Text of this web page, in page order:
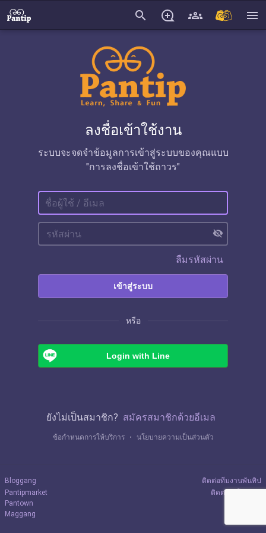
search menu
ลงชื่อเข้าใช้งาน
ระบบจะจดจำข้อมูลการเข้าสู่ระบบของคุณแบบ
"การลงชื่อเข้าใช้ถาวร"
visibility_off
ลืมรหัสผ่าน
เข้าสู่ระบบ
หรือ
Login with Line
ยังไม่เป็นสมาชิก? สมัครสมาชิกด้วยอีเมล
ข้อกำหนดการให้บริการ ・ นโยบายความเป็นส่วนตัว
Bloggang
Pantipmarket
Pantown
Maggang
ติดต่อทีมงานพันทิป
ติดต่อลงโฆษณา